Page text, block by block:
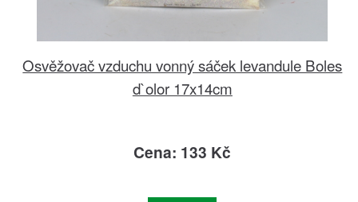
Osvěžovač vzduchu vonný sáček levandule Boles
d`olor 17x14cm
Cena: 133 Kč